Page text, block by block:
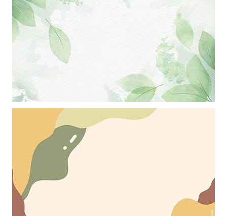
Khung ảnh nền powerpoint màu trắng kết hợp với hiệu ứng những
chiếc lá